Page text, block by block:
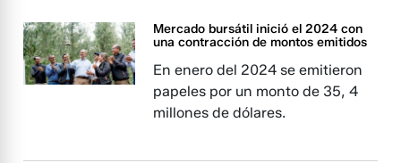
Mercado bursátil inició el 2024 con
una contracción de montos emitidos
En enero del 2024 se emitieron
papeles por un monto de 35, 4
millones de dólares.